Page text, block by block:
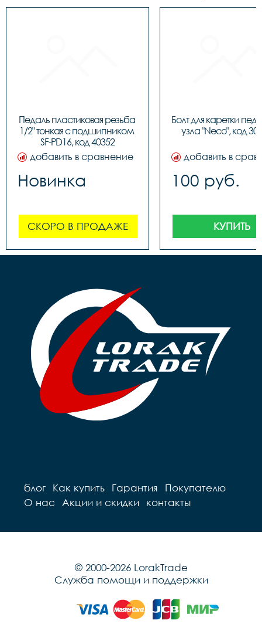
Педаль пластиковая резьба
1/2" тонкая c подшипником
SF-PD16, код 40352
добавить в сравнение
Новинка
СКОРО В ПРОДАЖЕ
Болт для каретки
узла "Neco", код
добавить в
100 руб.
КУПИТЬ
блог Как купить Гарантия
Покупателю
О нас
Акции и скидки контакты
© 2000-2026 LorakTrade
Служба помощи и поддержки